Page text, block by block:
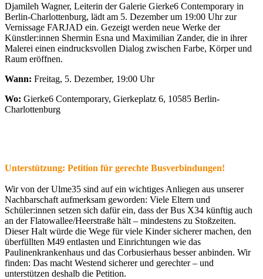
Djamileh Wagner, Leiterin der Galerie Gierke6 Contemporary in
Berlin-Charlottenburg, lädt am 5. Dezember um 19:00 Uhr zur
Vernissage FARJAD ein. Gezeigt werden neue Werke der
Künstler:innen Shermin Esna und Maximilian Zander, die in ihrer
Malerei einen eindrucksvollen Dialog zwischen Farbe, Körper und
Raum eröffnen.
Wann: Freitag, 5. Dezember, 19:00 Uhr
Wo: Gierke6 Contemporary, Gierkeplatz 6, 10585 Berlin-
Charlottenburg
Unterstützung: Petition für gerechte Busverbindungen!
Wir von der Ulme35 sind auf ein wichtiges Anliegen aus unserer
Nachbarschaft aufmerksam geworden: Viele Eltern und
Schüler:innen setzen sich dafür ein, dass der Bus X34 künftig auch
an der Flatowallee/Heerstraße hält – mindestens zu Stoßzeiten.
Dieser Halt würde die Wege für viele Kinder sicherer machen, den
überfüllten M49 entlasten und Einrichtungen wie das
Paulinenkrankenhaus und das Corbusierhaus besser anbinden. Wir
finden: Das macht Westend sicherer und gerechter – und
unterstützen deshalb die Petition.